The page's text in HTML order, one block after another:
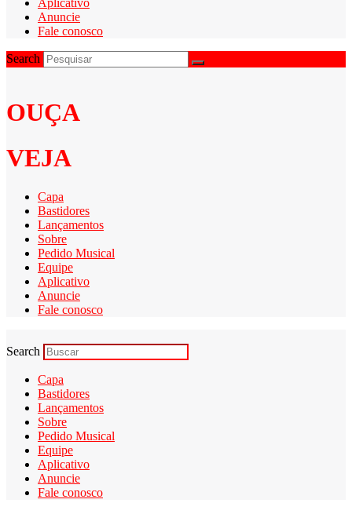
Anuncie
Fale conosco
Search
OUÇA
VEJA
Capa
Bastidores
Lançamentos
Sobre
Pedido Musical
Equipe
Aplicativo
Anuncie
Fale conosco
Search
Capa
Bastidores
Lançamentos
Sobre
Pedido Musical
Equipe
Aplicativo
Anuncie
Fale conosco